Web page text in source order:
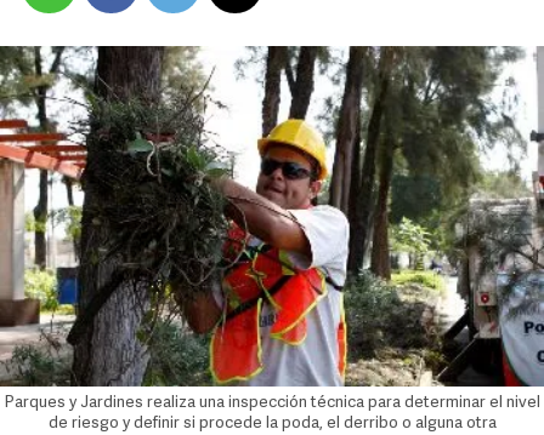
Parques y Jardines realiza una inspección técnica para determinar el nivel
de riesgo y definir si procede la poda, el derribo o alguna otra